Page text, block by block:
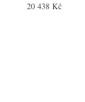
20 438 Kč